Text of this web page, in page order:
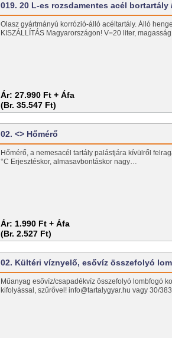
019. 20 L-es rozsdamentes acél
Olasz gyártmányú korrózió-álló acéltartály. Álló
KISZÁLLÍTÁS Magyarországon! V=20 liter,
Ár: 27.990 Ft + Áfa
(Br. 35.547 Ft)
02. <> Hőmérő
Hőmérő, a nemesacél tartály palástjára kívülről
°C Erjesztéskor, almasavbontáskor nagy…
Ár: 1.990 Ft + Áfa
(Br. 2.527 Ft)
02. Kültéri víznyelő, esővíz összefolyó
Műanyag esővíz/csapadékvíz összefolyó lombfogó
kifolyással, szűrővel! info@tartalygyar.hu vagy 30/